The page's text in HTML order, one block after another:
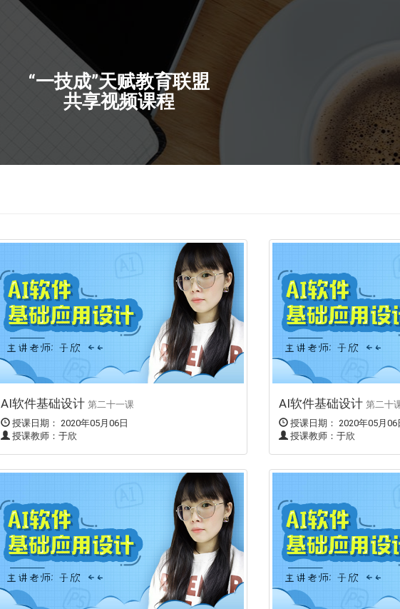
“一技成”天赋教育联盟
共享视频课程
AI软件基础设计 第二十一课
授课日期： 2020年05月06日
授课教师：于欣
AI软件基础设计 第二十
授课日期： 2020年05月06
授课教师：于欣